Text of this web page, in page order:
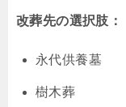
改葬先の選択肢：
永代供養墓
樹木葬